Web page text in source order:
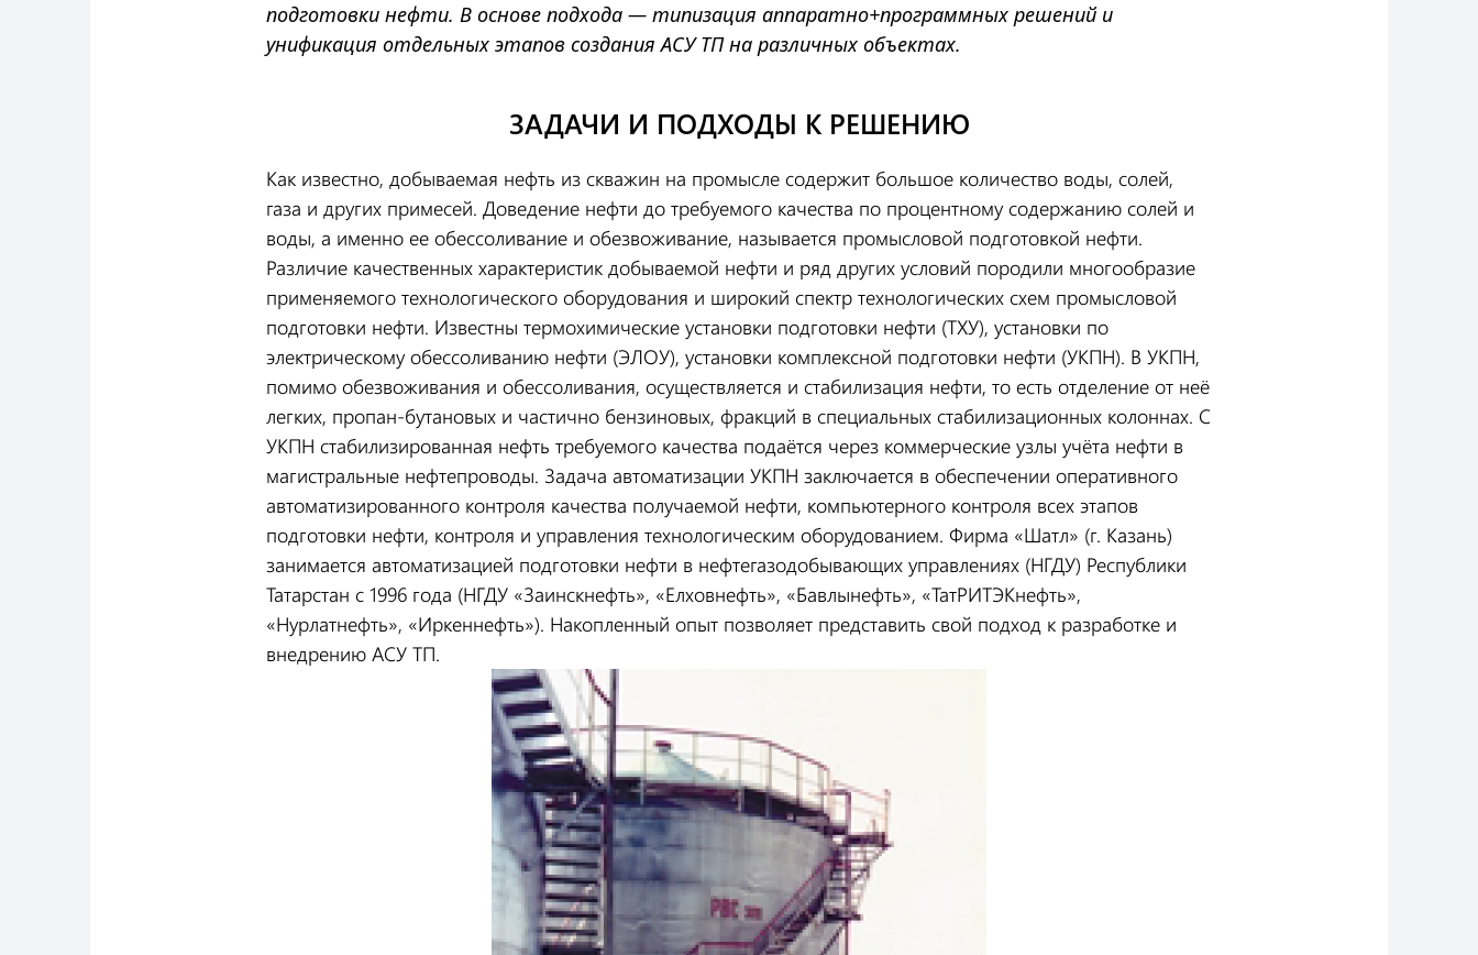
подготовки нефти. В основе подхода — типизация аппаратно+программных решений и
унификация отдельных этапов создания АСУ ТП на различных объектах.
ЗАДАЧИ И ПОДХОДЫ К РЕШЕНИЮ
Как известно, добываемая нефть из скважин на промысле содержит большое количество воды, солей,
газа и других примесей. Доведение нефти до требуемого качества по процентному содержанию солей и
воды, а именно ее обессоливание и обезвоживание, называется промысловой подготовкой нефти.
Различие качественных характеристик добываемой нефти и ряд других условий породили многообразие
применяемого технологического оборудования и широкий спектр технологических схем промысловой
подготовки нефти. Известны термохимические установки подготовки нефти (ТХУ), установки по
электрическому обессоливанию нефти (ЭЛОУ), установки комплексной подготовки нефти (УКПН). В УКПН,
помимо обезвоживания и обессоливания, осуществляется и стабилизация нефти, то есть отделение от неё
легких, пропан-бутановых и частично бензиновых, фракций в специальных стабилизационных колоннах. С
УКПН стабилизированная нефть требуемого качества подаётся через коммерческие узлы учёта нефти в
магистральные нефтепроводы. Задача автоматизации УКПН заключается в обеспечении оперативного
автоматизированного контроля качества получаемой нефти, компьютерного контроля всех этапов
подготовки нефти, контроля и управления технологическим оборудованием. Фирма «Шатл» (г. Казань)
занимается автоматизацией подготовки нефти в нефтегазодобывающих управлениях (НГДУ) Республики
Татарстан с 1996 года (НГДУ «Заинскнефть», «Елховнефть», «Бавлынефть», «ТатРИТЭКнефть»,
«Нурлатнефть», «Иркеннефть»). Накопленный опыт позволяет представить свой подход к разработке и
внедрению АСУ ТП.